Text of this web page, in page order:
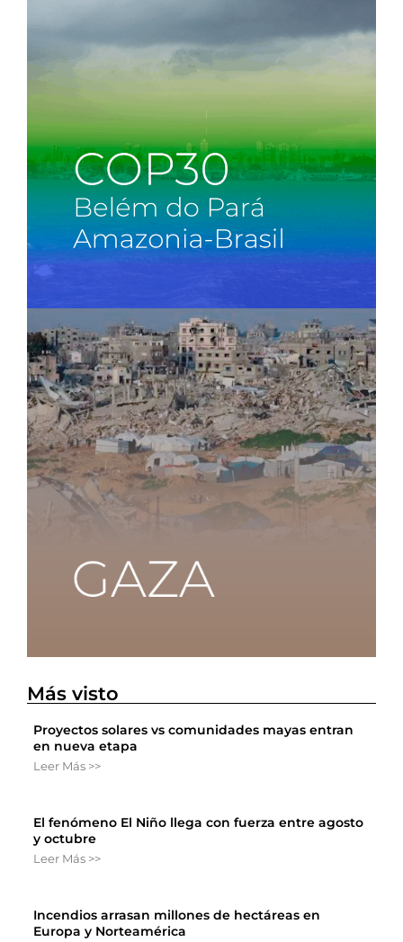
Más visto
Proyectos solares vs comunidades mayas entran
en nueva etapa
Leer Más >>
El fenómeno El Niño llega con fuerza entre agosto
y octubre
Leer Más >>
Incendios arrasan millones de hectáreas en
Europa y Norteamérica